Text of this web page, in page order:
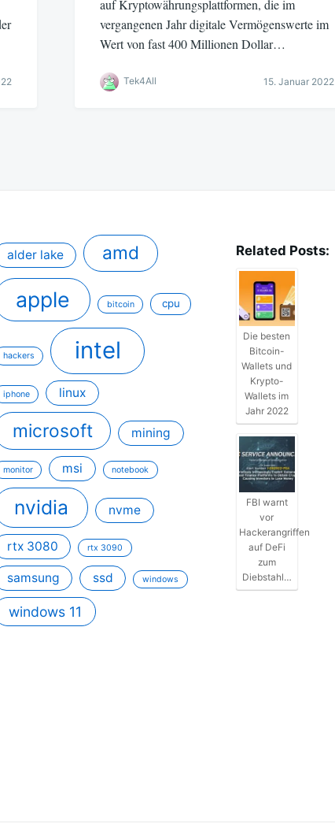
auf Kryptowährungsplattformen, die im
vergangenen Jahr digitale Vermögenswerte im
Wert von fast 400 Millionen Dollar…
Tek4All 15. Januar 2022
alder lake amd
apple bitcoin cpu
hackers intel
iphone linux
microsoft mining
monitor msi notebook
nvidia nvme
rtx 3080 rtx 3090
samsung ssd windows
windows 11
Related Posts:
Die besten
Bitcoin-
Wallets und
Krypto-
Wallets im
Jahr 2022
FBI warnt
vor
Hackerangriffen
auf DeFi
zum
Diebstahl…